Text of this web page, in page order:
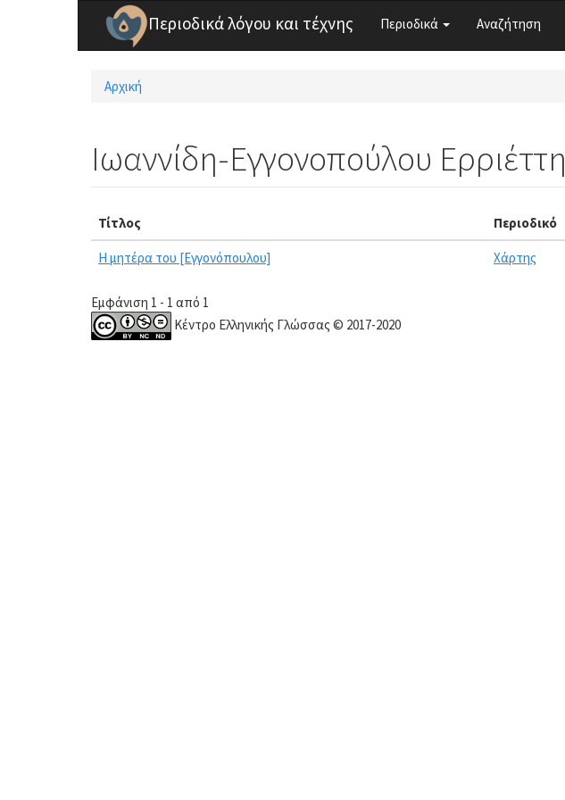
Παράκαμψη προς το κυρίως περιεχόμενο
Περιοδικά λόγου και τέχνης Περιοδικά Αναζήτηση
Είστε εδώ
Αρχική
Ιωαννίδη-Εγγονοπούλου Ερριέττη
Τίτλος Περιοδικό
Η μητέρα του [Εγγονόπουλου] Χάρτης
Εμφάνιση 1 - 1 από 1
Κέντρο Ελληνικής Γλώσσας © 2017-2020